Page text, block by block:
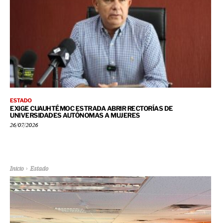
ESTADO
EXIGE CUAUHTÉMOC ESTRADA ABRIR RECTORÍAS DE
UNIVERSIDADES AUTÓNOMAS A MUJERES
26/07/2026